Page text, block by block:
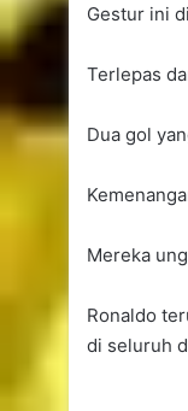
Gestur ini
Terlepas
Dua gol
Mereka
Ronaldo
di seluruh